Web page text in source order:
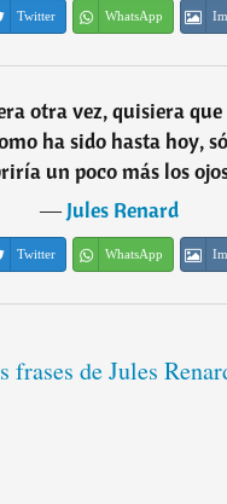
Twitter WhatsApp
otra vez, quisiera
ha sido hasta hoy,
un poco más los
―Jules Renard
Twitter WhatsApp
frases de Jules